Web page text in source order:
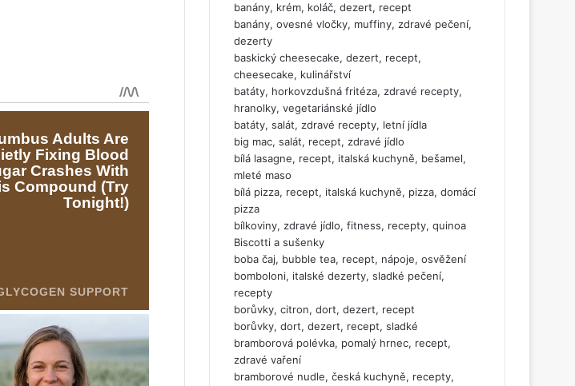
banány, krém, koláč, dezert, recept
banány, ovesné vločky, muffiny, zdravé pečení,
dezerty
baskický cheesecake, dezert, recept,
cheesecake, kulinářství
batáty, horkovzdušná fritéza, zdravé recepty,
hranolky, vegetariánské jídlo
batáty, salát, zdravé recepty, letní jídla
big mac, salát, recept, zdravé jídlo
bílá lasagne, recept, italská kuchyně, bešamel,
mleté maso
bílá pizza, recept, italská kuchyně, pizza, domácí
pizza
bílkoviny, zdravé jídlo, fitness, recepty, quinoa
Biscotti a sušenky
boba čaj, bubble tea, recept, nápoje, osvěžení
bomboloni, italské dezerty, sladké pečení,
recepty
borůvky, citron, dort, dezert, recept
borůvky, dort, dezert, recept, sladké
bramborová polévka, pomalý hrnec, recept,
zdravé vaření
bramborové nudle, česká kuchyně, recepty,